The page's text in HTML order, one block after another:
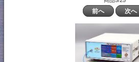
前へ 次へ